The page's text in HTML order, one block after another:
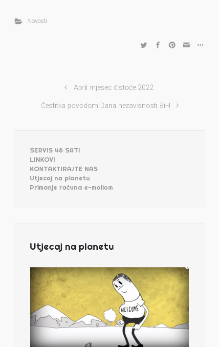
Novosti
April mjesec čistoće 2022
Čestitka povodom Dana nezavisnosti BiH
SERVIS 48 SATI
LINKOVI
KONTAKTIRAJTE NAS
Utjecaj na planetu
Primanje računa e-mailom
Utjecaj na planetu